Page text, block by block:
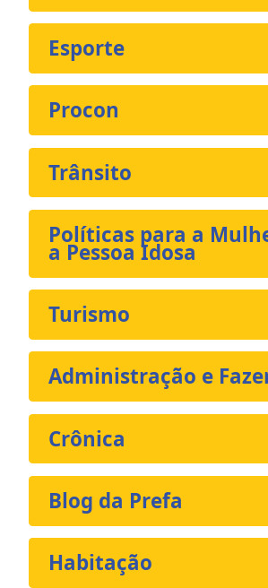
Esporte
Procon
Trânsito
Políticas para a
a Pessoa Idosa
Turismo
Administração e
Crônica
Blog da Prefa
Habitação